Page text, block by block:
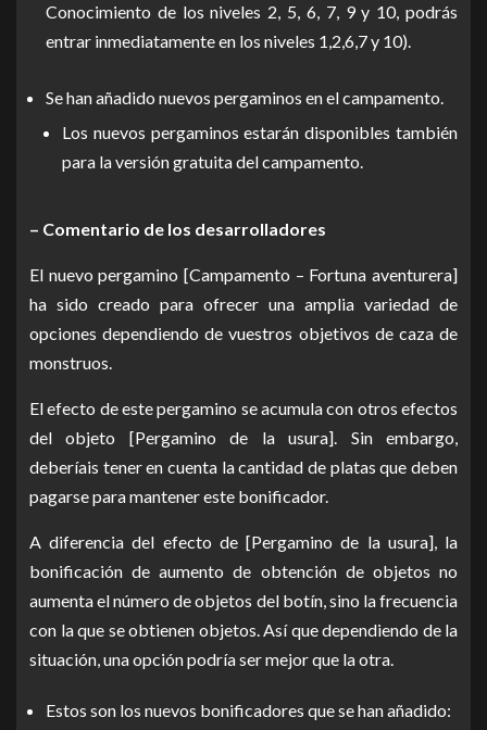
Conocimiento de los niveles 2, 5, 6, 7, 9 y 10, podrás
entrar inmediatamente en los niveles 1,2,6,7 y 10).
Se han añadido nuevos pergaminos en el campamento.
Los nuevos pergaminos estarán disponibles también
para la versión gratuita del campamento.
– Comentario de los desarrolladores
El nuevo pergamino [Campamento – Fortuna aventurera]
ha sido creado para ofrecer una amplia variedad de
opciones dependiendo de vuestros objetivos de caza de
monstruos.
El efecto de este pergamino se acumula con otros efectos
del objeto [Pergamino de la usura]. Sin embargo,
deberíais tener en cuenta la cantidad de platas que deben
pagarse para mantener este bonificador.
A diferencia del efecto de [Pergamino de la usura], la
bonificación de aumento de obtención de objetos no
aumenta el número de objetos del botín, sino la frecuencia
con la que se obtienen objetos. Así que dependiendo de la
situación, una opción podría ser mejor que la otra.
Estos son los nuevos bonificadores que se han añadido: